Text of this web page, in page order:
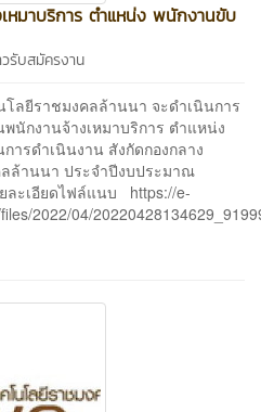
หมาบริการ ตำแหน่ง พนักงานขับ
รับสมัครงาน
าชมงคลล้านนา จะดำเนินการ
นักงานจ้างเหมาบริการ ตำแหน่ง
รดำเนินงาน สังกัดกองกลาง
ล้านนา ประจำปีงบประมาณ
ละเอียดไฟล์แนบ https://e-
2022/04/